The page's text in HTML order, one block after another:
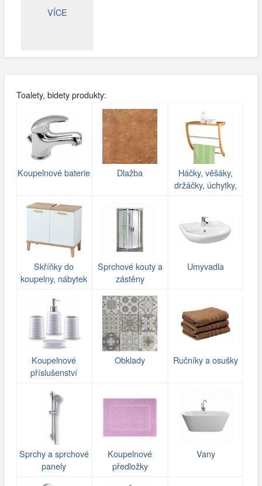
VÍCE
Toalety, bidety produkty:
Koupelnové baterie Dlažba
Háčky, věšáky,
držáčky, úchytky,
Skříňky do
koupelny, nábytek
Sprchové kouty a
zástěny
Umyvadla
Koupelnové
příslušenství
Obklady Ručníky a osušky
Sprchy a sprchové
panely
Koupelnové
předložky
Vany